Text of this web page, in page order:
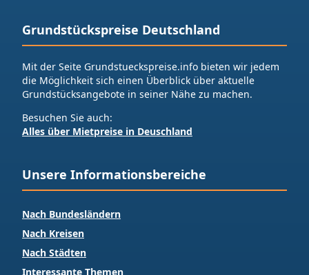
Grundstückspreise Deutschland
Mit der Seite Grundstueckspreise.info bieten wir jedem
die Möglichkeit sich einen Überblick über aktuelle
Grundstücksangebote in seiner Nähe zu machen.
Besuchen Sie auch:
Alles über Mietpreise in Deuschland
Unsere Informationsbereiche
Nach Bundesländern
Nach Kreisen
Nach Städten
Interessante Themen